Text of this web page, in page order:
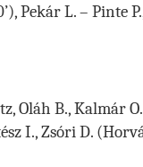
Pekár L. – Pinte
Oláh B., Kalmár
I., Zsóri D.